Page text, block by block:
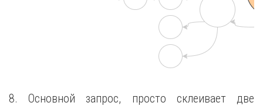
8. Основной запрос, просто склеивает две